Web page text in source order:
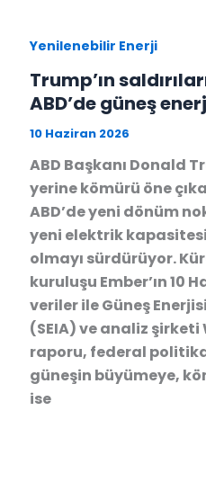
Yenilenebilir Enerji
Trump’ın
ABD’de güneş
10 Haziran 2026
ABD Başkanı Donald
yerine kömürü öne
ABD’de yeni dönüm
yeni elektrik
olmayı sürdürüyor.
kuruluşu Ember’ın 10
veriler ile Güneş
(SEIA) ve analiz şirketi
raporu, federal
güneşin büyümeye,
ise